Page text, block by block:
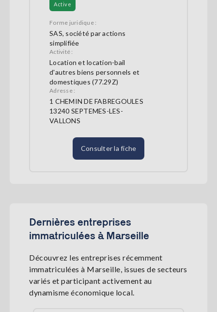
Active
Forme juridique :
SAS, société par actions
simplifiée
Activité :
Location et location-bail
d'autres biens personnels et
domestiques (77.29Z)
Adresse :
1 CHEMIN DE FABREGOULES
13240 SEPTEMES-LES-
VALLONS
Consulter la fiche
Dernières entreprises
immatriculées à Marseille
Découvrez les entreprises récemment
immatriculées à Marseille, issues de secteurs
variés et participant activement au
dynamisme économique local.